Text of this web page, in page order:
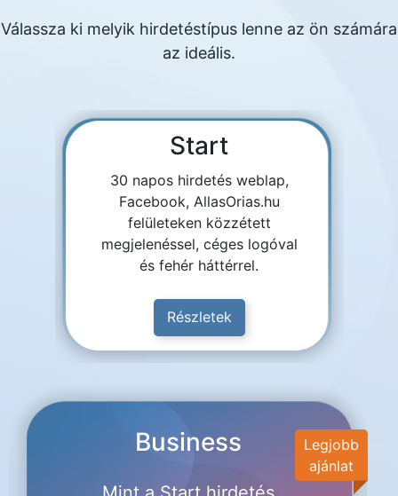
Válassza ki melyik hirdetéstípus lenne az ön számára
az ideális.
Start
30 napos hirdetés weblap,
Facebook, AllasOrias.hu
felületeken közzétett
megjelenéssel, céges logóval
és fehér háttérrel.
Részletek
Legjobb
ajánlat
Business